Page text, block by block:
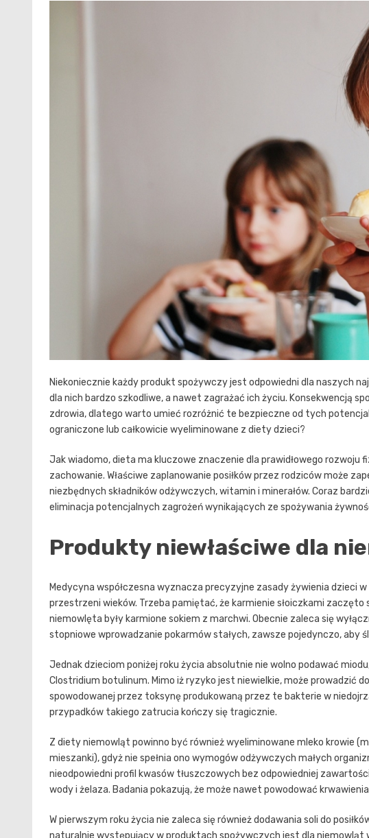
Niekoniecznie każdy produkt spożywczy jest odpowiedni dla naszych
dla nich bardzo szkodliwe, a nawet zagrażać ich życiu. Konsekwencją
zdrowia, dlatego warto umieć rozróżnić te bezpieczne od tych
ograniczone lub całkowicie wyeliminowane z diety dzieci?
Jak wiadomo, dieta ma kluczowe znaczenie dla prawidłowego rozwoju
zachowanie. Właściwe zaplanowanie posiłków przez rodziców może
niezbędnych składników odżywczych, witamin i minerałów. Coraz
eliminacja potencjalnych zagrożeń wynikających ze spożywania
Produkty niewłaściwe dla
Medycyna współczesna wyznacza precyzyjne zasady żywienia dzieci
przestrzeni wieków. Trzeba pamiętać, że karmienie słoiczkami
niemowlęta były karmione sokiem z marchwi. Obecnie zaleca się
stopniowe wprowadzanie pokarmów stałych, zawsze pojedynczo, aby
Jednak dzieciom poniżej roku życia absolutnie nie wolno podawać
Clostridium botulinum. Mimo iż ryzyko jest niewielkie, może prowadzić
spowodowanej przez toksynę produkowaną przez te bakterie w
przypadków takiego zatrucia kończy się tragicznie.
Z diety niemowląt powinno być również wyeliminowane mleko krowie
mieszanki), gdyż nie spełnia ono wymogów odżywczych małych
nieodpowiedni profil kwasów tłuszczowych bez odpowiedniej
wody i żelaza. Badania pokazują, że może nawet powodować
W pierwszym roku życia nie zaleca się również dodawania soli do
naturalnie występujący w produktach spożywczych jest dla niemowląt